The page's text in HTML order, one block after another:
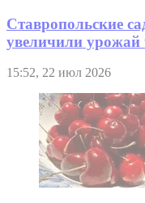
Ставропольские
увеличили урожай
15:52, 22 июл 2026